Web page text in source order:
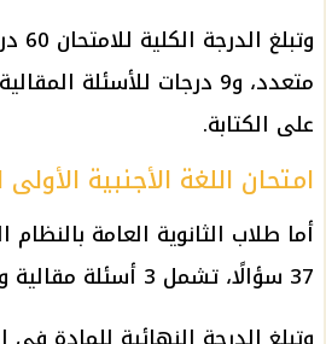
متعدد، و9 درجات للأسئلة
على الكتابة.
امتحان اللغة الأجنبية
أما طلاب الثانوية العامة
37 سؤالًا، تشمل 3 أسئلة مقالية و34 سؤال اختيار من متعدد.